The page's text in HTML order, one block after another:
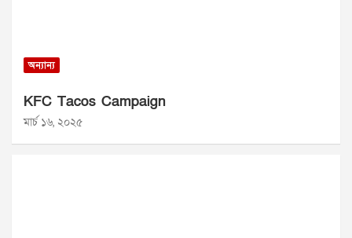
অন্যান্য
KFC Tacos Campaign
মার্চ ১৬, ২০২৫